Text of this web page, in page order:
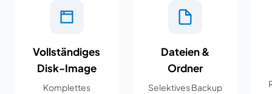
Vollständiges
Disk-Image
Komplettes
Dateien &
Ordner
Selektives Backup